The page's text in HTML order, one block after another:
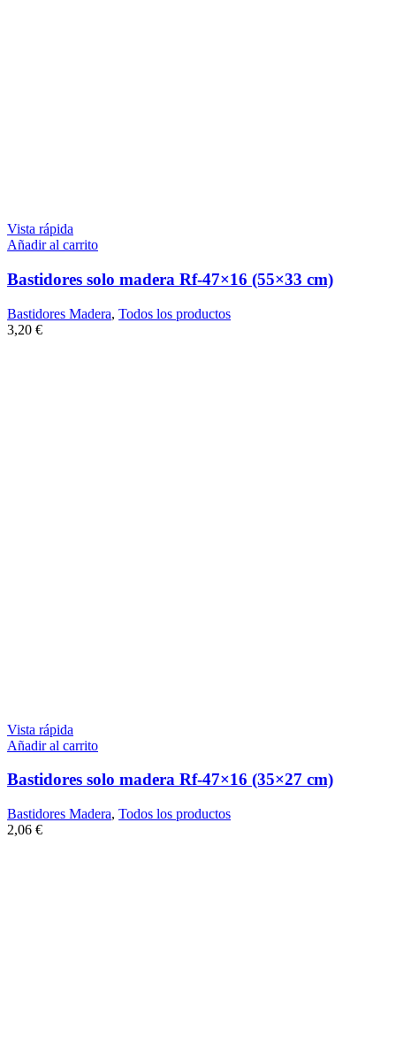
Vista rápida
Añadir al carrito
Bastidores solo madera Rf-47×16 (55×33 cm)
Bastidores Madera, Todos los productos
3,20 €
Vista rápida
Añadir al carrito
Bastidores solo madera Rf-47×16 (35×27 cm)
Bastidores Madera, Todos los productos
2,06 €